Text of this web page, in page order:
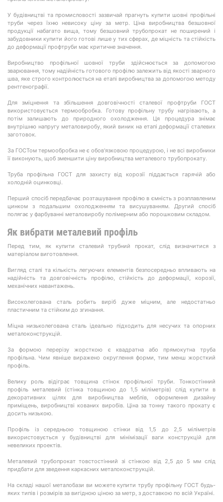
У будівництві та промисловості зазвичай прагнуть купити шовні профільні
труби через їхню невисоку ціну за метр. Ціна виробництва безшовної
продукції набагато вища, тому безшовний трубопрокат не поширений і
забудовники купити його готові лише у тих сферах, де міцність та стійкість
до деформації профтруби має критичне значення.
Виробництво профільної шовної труби здійснюється за допомогою
зварювання, тому надійність готового профілю залежить від якості зварного
шва, яке строго контролюється на етапі виробництва за допомогою методу
рентгенографії.
Для зміцнення та збільшення довговічності сталевої профтруби ГОСТ
використовується термообробка. Готову профільну трубу нагрівають, а
потім залишають до природного охолодження. Ця процедура знімає
внутрішню напругу металовиробу, який виник на етапі деформації сталевих
заготовок.
За ГОСТом термообробка не є обов'язковою процедурою, і не всі виробники
її виконують, щоб зменшити ціну виробництва металевого трубопрокату.
Труба профільна ГОСТ для захисту від корозії піддається гарячій або
холодній оцинковці.
Перший спосіб передбачає розташування профілю в ємність з розплавленим
цинком з подальшим охолодженням та висушуванням. Другий спосіб
полягає у фарбуванні металовиробу полімерним або порошковим складом.
Як вибрати металевий профіль
Перед тим, як купити сталевий трубний прокат, слід визначитися з
матеріалом виготовлення.
Вигляд сталі та кількість легуючих елементів безпосередньо впливають на
надійність та довговічність профілю, стійкість до деформації, корозії,
механічних навантажень.
Високолегована сталь робить виріб дуже міцним, але недостатньо
пластичним та стійким до згинання.
Міцна низьколегована сталь ідеально підходить для несучих та опорних
металоконструкцій.
За формою перерізу жорсткою є квадратна або прямокутна труба
профільна. Чим явніше виражено округлення форми, тим менш жорсткий
профіль.
Велику роль відіграє товщина стінок профільної труби. Тонкостінний
профіль металевий (стінка товщиною до 1,5 міліметрів) слід купити в
декоративних цілях для виробництва меблів, оформлення дизайну
приміщень, виробництві кованих виробів. Ціна за тонну такого прокату є
досить низькою.
Профіль із середньою товщиною стінки від 1,5 до 2,5 міліметрів
використовується у будівництві для мінімізації ваги конструкцій для
невеликих проектів.
Металевий трубопрокат товстостінний зі стінкою від 2,5 до 5 мм слід
придбати для зведення каркасних металоконструкцій.
На складі нашої металобази ви можете купити трубу профільну ГОСТ будь-
яких типів і розмірів за вигідною ціною за метр, з доставкою по всій Україні.